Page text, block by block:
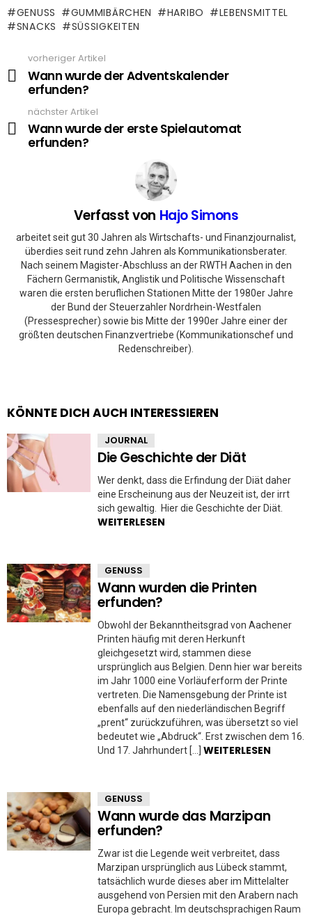
GENUSS GUMMIBÄRCHEN HARIBO
LEBENSMITTEL
SNACKS
SÜSSIGKEITEN
more
vorheriger Artikel
Wann wurde der Adventskalender
erfunden?
nächster Artikel
Wann wurde der erste Spielautomat
erfunden?
Verfasst von Hajo Simons
arbeitet seit gut 30 Jahren als Wirtschafts- und Finanzjournalist,
überdies seit rund zehn Jahren als Kommunikationsberater.
Nach seinem Magister-Abschluss an der RWTH Aachen in den
Fächern Germanistik, Anglistik und Politische Wissenschaft
waren die ersten beruflichen Stationen Mitte der 1980er Jahre
der Bund der Steuerzahler Nordrhein-Westfalen
(Pressesprecher) sowie bis Mitte der 1990er Jahre einer der
größten deutschen Finanzvertriebe (Kommunikationschef und
Redenschreiber).
KÖNNTE DICH AUCH INTERESSIEREN
JOURNAL
Die Geschichte der Diät
Wer denkt, dass die Erfindung der Diät daher
eine Erscheinung aus der Neuzeit ist, der irrt
sich gewaltig. Hier die Geschichte der Diät.
WEITERLESEN
GENUSS
Wann wurden die Printen
erfunden?
Obwohl der Bekanntheitsgrad von Aachener
Printen häufig mit deren Herkunft
gleichgesetzt wird, stammen diese
ursprünglich aus Belgien. Denn hier war bereits
im Jahr 1000 eine Vorläuferform der Printe
vertreten. Die Namensgebung der Printe ist
ebenfalls auf den niederländischen Begriff
„prent“ zurückzuführen, was übersetzt so viel
bedeutet wie „Abdruck“. Erst zwischen dem 16.
Und 17. Jahrhundert […] WEITERLESEN
GENUSS
Wann wurde das Marzipan
erfunden?
Zwar ist die Legende weit verbreitet, dass
Marzipan ursprünglich aus Lübeck stammt,
tatsächlich wurde dieses aber im Mittelalter
ausgehend von Persien mit den Arabern nach
Europa gebracht. Im deutschsprachigen Raum